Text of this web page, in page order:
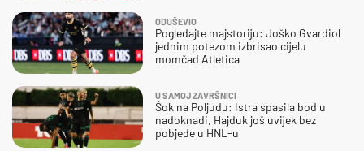
ODUŠEVIO
Pogledajte majstoriju: Joško Gvardiol
jednim potezom izbrisao cijelu
momčad Atletica
U SAMOJ ZAVRŠNICI
Šok na Poljudu: Istra spasila bod u
nadoknadi, Hajduk još uvijek bez
pobjede u HNL-u